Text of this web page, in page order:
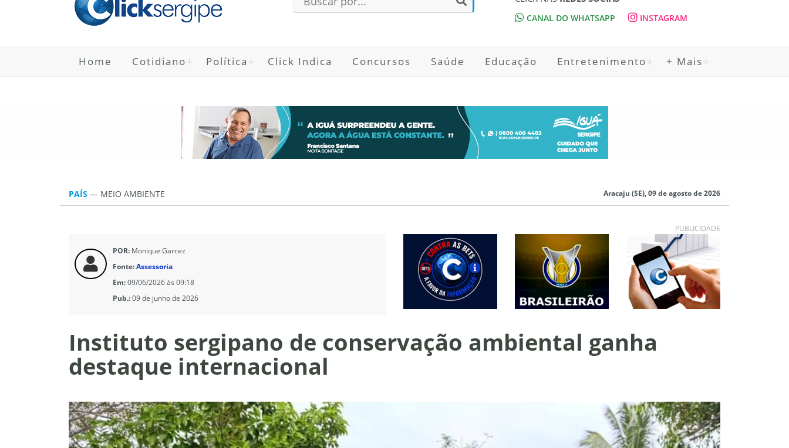
CANAL DO WHATSAPP INSTAGRAM
Home Cotidiano Política Click Indica Concursos Saúde Educação Entretenimento + Mais
PAÍS — MEIO AMBIENTE Aracaju (SE), 09 de agosto de 2026
PUBLICIDADE
POR: Monique Garcez
Fonte:Assessoria
Em:09/06/2026 às 09:18
Pub.:09 de junho de 2026
Instituto sergipano de conservação ambiental ganha
destaque internacional